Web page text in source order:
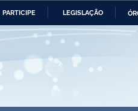
PARTICIPE LEGISLAÇÃO
da Economia Ministério